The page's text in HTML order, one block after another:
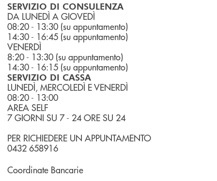
SERVIZIO DI CONSULENZA
DA LUNEDÌ A GIOVEDÌ
08:20 - 13:30 (su appuntamento)
14:30 - 16:45 (su appuntamento)
VENERDÌ
8:20 - 13:30 (su appuntamento)
14:30 - 16:15 (su appuntamento)
SERVIZIO DI CASSA
LUNEDÌ, MERCOLEDÌ E VENERDÌ
08:20 - 13:00
AREA SELF
7 GIORNI SU 7 - 24 ORE SU 24
PER RICHIEDERE UN APPUNTAMENTO
0432 658916
Coordinate Bancarie